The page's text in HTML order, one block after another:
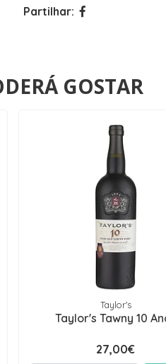
Partilhar:
GOSTAR
Taylor's
Taylor's Tawny 10
27,00€